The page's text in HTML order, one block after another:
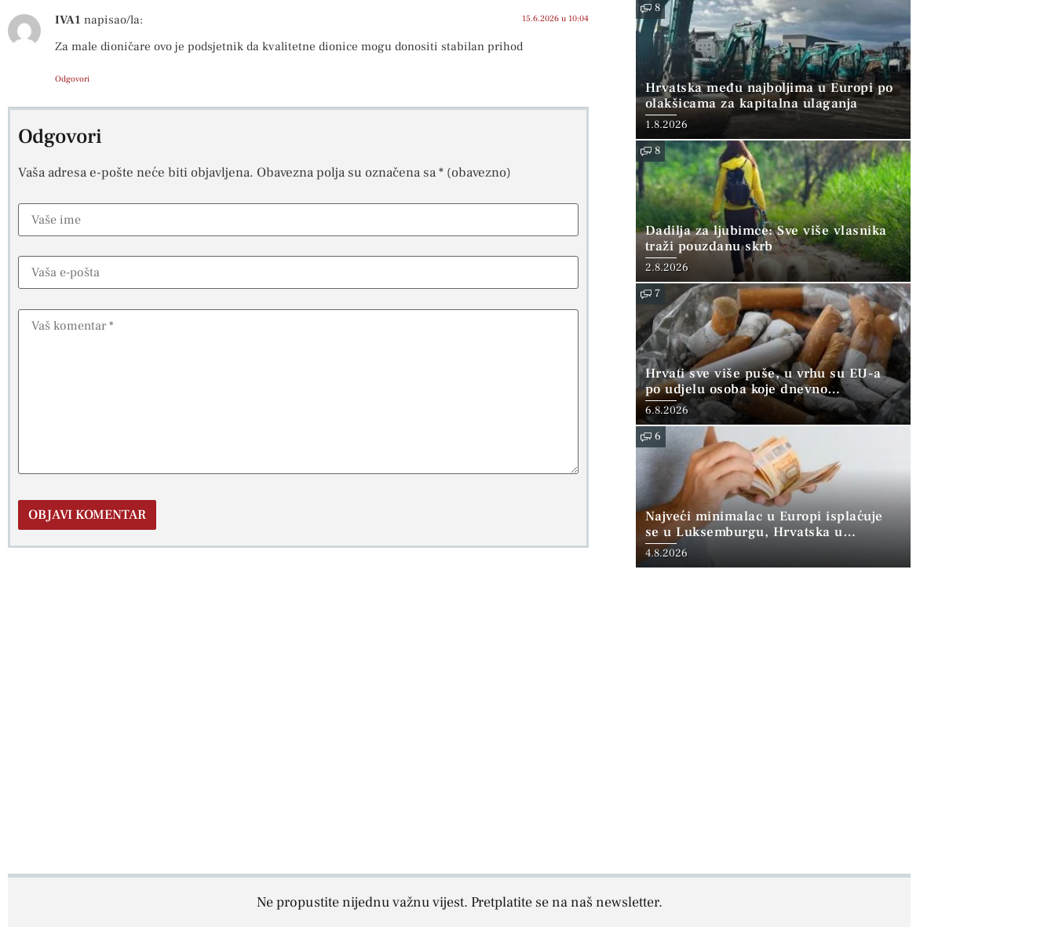
IVA1 napisao/la: 15.6.2026 u 10:04
Za male dioničare ovo je podsjetnik da kvalitetne dionice mogu donositi stabilan prihod
Odgovori
Odgovori
Vaša adresa e-pošte neće biti objavljena. Obavezna polja su označena sa* (obavezno)
8
Hrvatska među najboljima u Europi po
olakšicama za kapitalna ulaganja
1.8.2026
8
Dadilja za ljubimce: Sve više vlasnika
traži pouzdanu skrb
2.8.2026
7
Hrvati sve više puše, u vrhu su EU-a
po udjelu osoba koje dnevno
konzumiraju duhan
6.8.2026
6
Najveći minimalac u Europi isplaćuje
se u Luksemburgu, Hrvatska u
“srednjoj skupini”
4.8.2026
Ne propustite nijednu važnu vijest. Pretplatite se na naš newsletter.